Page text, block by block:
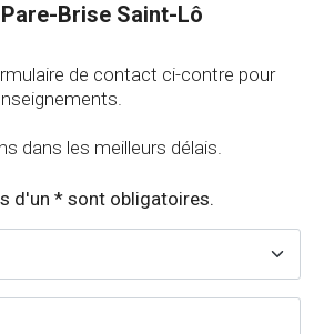
Brise Saint-Lô
de contact ci-contre pour
dans les meilleurs délais.
d'un * sont obligatoires.